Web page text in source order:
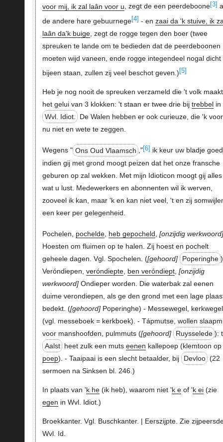
voor mij, ik zal laân voor u, zegt de een peerdeboone[3]
de andere hare gebuurnege[4] - en zaai da 'k stuive, ik
laân da'k buige, zegt de rogge tegen den boer (twee
spreuken te lande om te bedieden dat de peerdeboonen
moeten wijd vaneen, ende rogge integendeel nogal dicht
bijeen staan, zullen zij veel beschot geven.) [5]
Heb je nog nooit de spreuken verzameld die 't volk
het gelui van 3 klokken: 't staan er twee drie bij trebbelin
Wvl. Idiot.
De Walen hebben er ook curieuze, die 'k voor
nu niet en wete te zeggen.
Wegens " Ons Oud Vlaamsch ,"[6] ik keur uw bladje
indien gij met grond moogt peizen dat het onze fransche
geburen op zal wekken. Met mijn Idioticon moogt gij alles
wat u lust. Medewerkers en abonnenten wil ik werven,
zooveel ik kan, maar 'k en kan niet veel, 't en zij
een keer per gelegenheid.
Pochelen, pochelde, heb gepocheld
onzijdig werkwoord
Hoesten om fluimen op te halen. Zij hoest en pochelt
geheele dagen. Vgl. Spochelen. ( gehoord Poperinghe
Veróndiepen, veróndiepte, ben veróndiept,
onzijdig
werkwoord Ondieper worden. Die waterbak zal eenen
duime verondiepen, als ge den grond met een lage
bedekt. ( gehoord Poperinghe) - Messewegel, kerkwegel
(vgl. messeboek = kerkboek). - Tápmutse, wollen
voor manshoofden, pulmmuts ( gehoord Ruysselede ):
Aalst heet zulk een mutseenen kallepoep (klemtoon op
poep). - Taaipaai is een slecht betaalder, bij Devloo (22
sermoen na Sinksen bl. 246.)
In plaats van 'k he(ik heb), waarom niet 'k eof 'k ei(zie
egen in Wvl. Idiot.)
Broekkanter. Vgl. Buschkanter. | Eerszijpte. Zie
Wvl. Id.